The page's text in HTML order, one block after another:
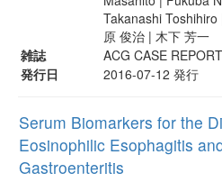
Takanashi
原 俊治 | 木下 芳一
雑誌
ACG CASE
発行日
2016-07-12 発行
Serum Biomarkers for the
Eosinophilic Esophagitis
Gastroenteritis